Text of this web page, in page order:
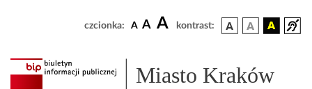
czcionka: A A A kontrast:
Miasto Kraków